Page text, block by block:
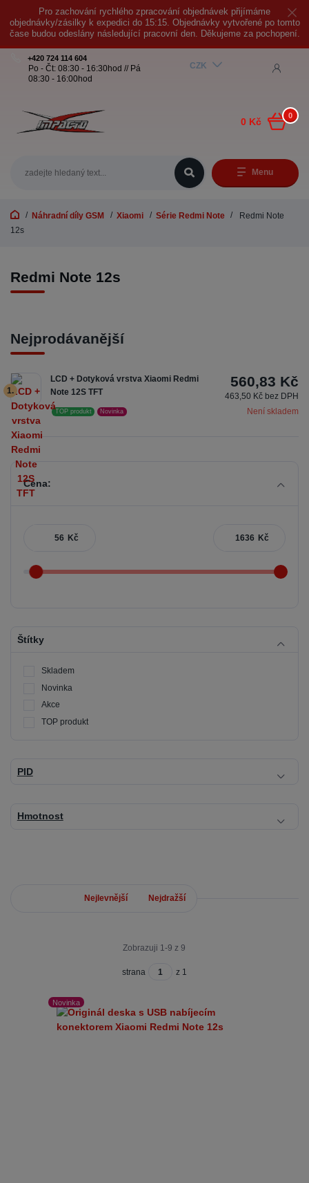
Pro zachování rychlého zpracování objednávek přijímáme
objednávky/zásilky k expedici do 15:15. Objednávky vytvořené po tomto
čase budou odeslány následující pracovní den. Děkujeme za pochopení.
Menu
CZK
+420 724 114 604
Po - Čt: 08:30 - 16:30hod // Pá
08:30 - 16:00hod
0
0 Kč
Náhradní díly GSM Xiaomi Série Redmi Note
Redmi Note
12s
Redmi Note 12s
Nejprodávanější
1.
LCD + Dotyková vrstva Xiaomi Redmi
Note 12S TFT
Není skladem
TOP produkt Novinka
560,83 Kč
463,50 Kč bez DPH
Cena:
Kč Kč
Štítky
Skladem
Novinka
Akce
TOP produkt
PID
Hmotnost
Nejlevnější Nejdražší
Zobrazuji 1-9 z 9
strana z 1
Novinka